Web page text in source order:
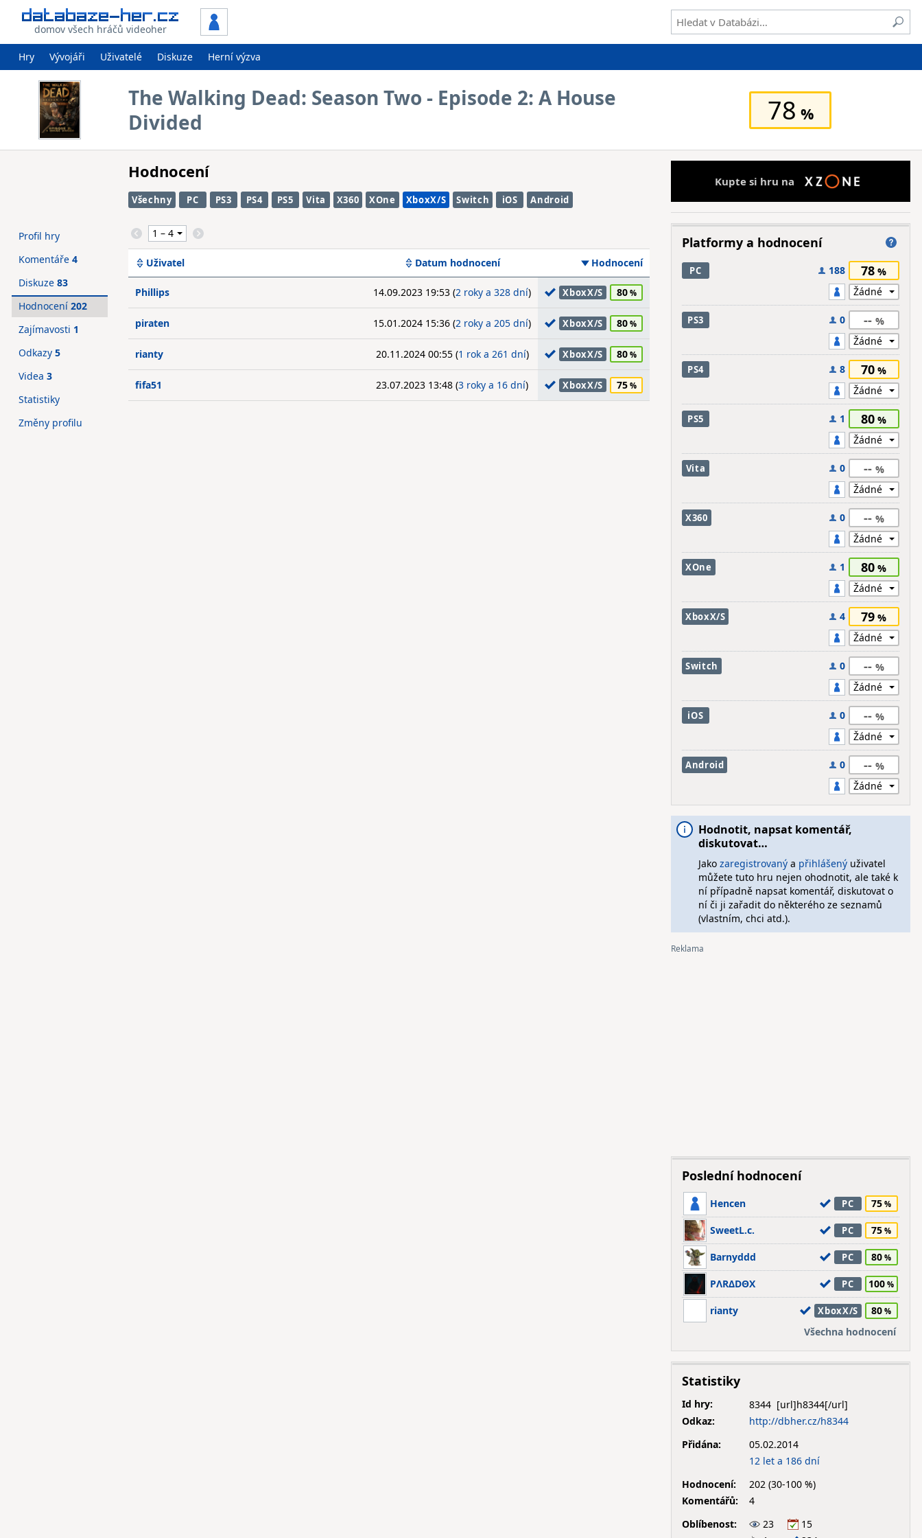
domov všech hráčů videoher
Hry Vývojáři Uživatelé Diskuze Herní výzva
The Walking Dead: Season Two - Episode 2: A House
Divided
78
Hodnocení
Všechny PC PS3 PS4 PS5 Vita X360 XOne XboxX/S Switch iOS Android
Uživatel Datum hodnocení Hodnocení
Phillips 14.09.2023 19:53 (2 roky a 328 dní) XboxX/S 80
piraten 15.01.2024 15:36 (2 roky a 205 dní) XboxX/S 80
rianty 20.11.2024 00:55 (1 rok a 261 dní) XboxX/S 80
fifa51 23.07.2023 13:48 (3 roky a 16 dní) XboxX/S 75
Profil hry
Komentáře 4
Diskuze 83
Hodnocení 202
Zajímavosti 1
Odkazy 5
Videa 3
Statistiky
Změny profilu
Kupte si hru na
Platformy a hodnocení
PC 188 78
PS3 0 --
PS4 8 70
PS5 1 80
Vita 0 --
X360 0 --
XOne 1 80
XboxX/S 4 79
Switch 0 --
iOS 0 --
Android 0 --
Hodnotit, napsat komentář,
diskutovat…
Jako zaregistrovanýa přihlášenýuživatel
můžete tuto hru nejen ohodnotit, ale také k
ní případně napsat komentář, diskutovat o
ní či ji zařadit do některého ze seznamů
(vlastním, chci atd.).
Poslední hodnocení
Hencen PC 75
SweetL.c. PC 75
Barnyddd PC 80
PΛRΔDΘX PC 100
rianty XboxX/S
80
Všechna hodnocení
Statistiky
Id hry:
8344
Odkaz:
http://dbher.cz/h8344
Přidána:
05.02.2014
12 let a 186 dní
Hodnocení:
202 (30-100 %)
Komentářů:
4
Oblíbenost:
23
15